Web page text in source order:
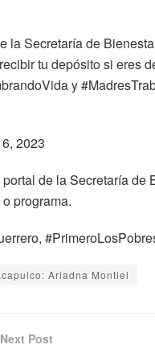
la Secretaría de
tu depósito si eres
y
2023
de la Secretaría de
programa.
Ariadna Montiel
Next Post